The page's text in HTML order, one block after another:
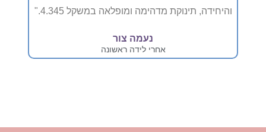
והיחידה, תינוקת מדהימה ומופלאה במשקל 4.345."
נעמה צור
אחרי לידה ראשונה